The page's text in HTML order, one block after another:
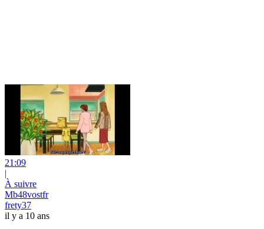
21:09
|
À suivre
Mb48vostfr
frety37
il y a 10 ans